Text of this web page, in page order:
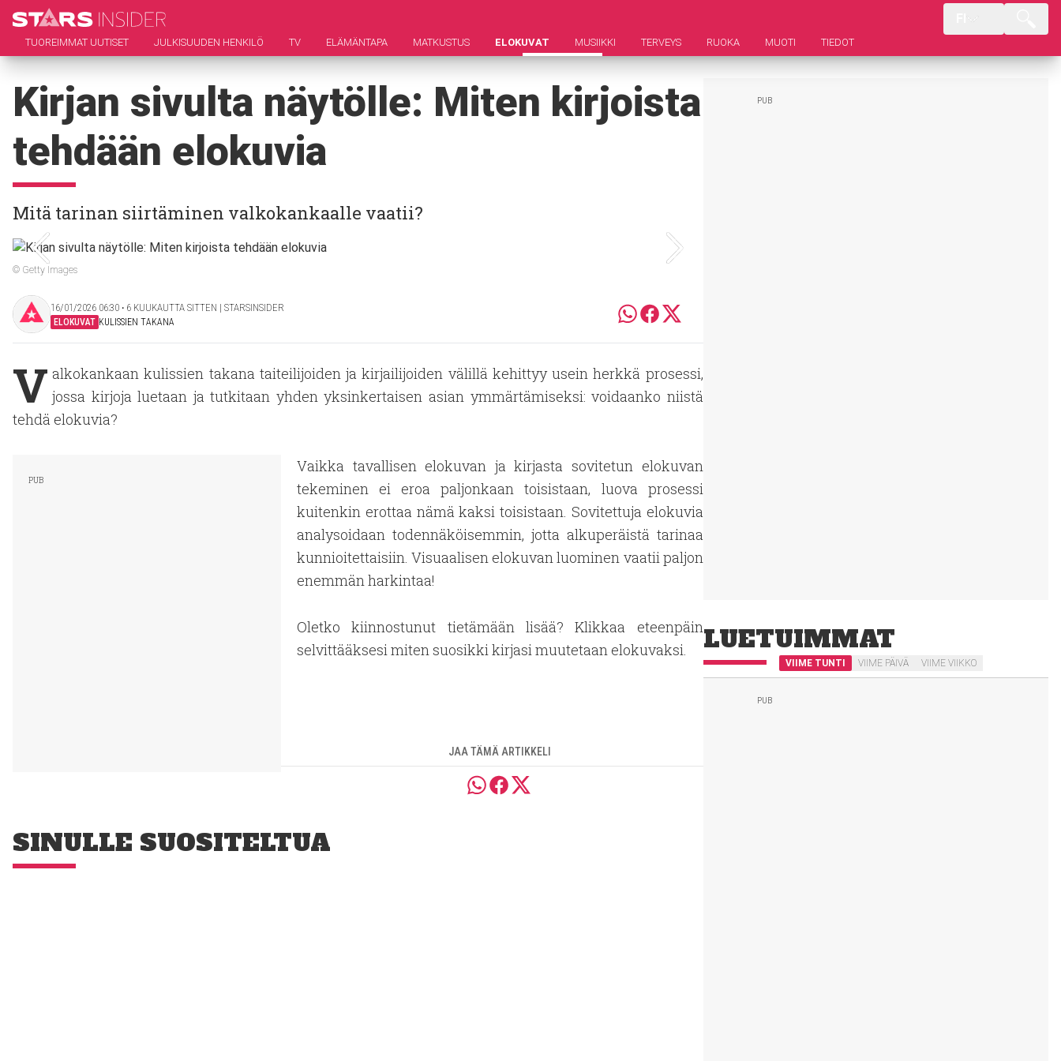
TUOREIMMAT UUTISET JULKISUUDEN HENKILÖ TV ELÄMÄNTAPA MATKUSTUS ELOKUVAT MUSIIKKI TERVEYS RUOKA MUOTI TIEDOT
Kirjan sivulta näytölle: Miten kirjoista
tehdään elokuvia
Mitä tarinan siirtäminen valkokankaalle vaatii?
© Getty Images
16/01/2026 06:30 ‧ 6 KUUKAUTTA SITTEN | STARSINSIDER
ELOKUVAT KULISSIEN TAKANA
V alkokankaan kulissien takana taiteilijoiden ja kirjailijoiden välillä kehittyy usein herkkä prosessi,
jossa kirjoja luetaan ja tutkitaan yhden yksinkertaisen asian ymmärtämiseksi: voidaanko niistä
tehdä elokuvia?
Vaikka tavallisen elokuvan ja kirjasta sovitetun elokuvan
tekeminen ei eroa paljonkaan toisistaan, luova prosessi
kuitenkin erottaa nämä kaksi toisistaan. Sovitettuja elokuvia
analysoidaan todennäköisemmin, jotta alkuperäistä tarinaa
kunnioitettaisiin. Visuaalisen elokuvan luominen vaatii paljon
enemmän harkintaa!
Oletko kiinnostunut tietämään lisää? Klikkaa eteenpäin
selvittääksesi miten suosikki kirjasi muutetaan elokuvaksi.
JAA TÄMÄ ARTIKKELI
SINULLE SUOSITELTUA
LUETUIMMAT
VIIME TUNTI VIIME PÄIVÄ VIIME VIIKKO